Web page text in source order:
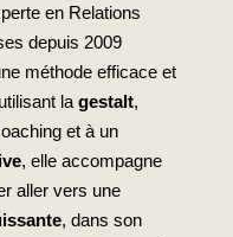
en Relations
depuis 2009
méthode efficace et
la gestalt,
et à un
, elle accompagne
aller vers une
, dans son